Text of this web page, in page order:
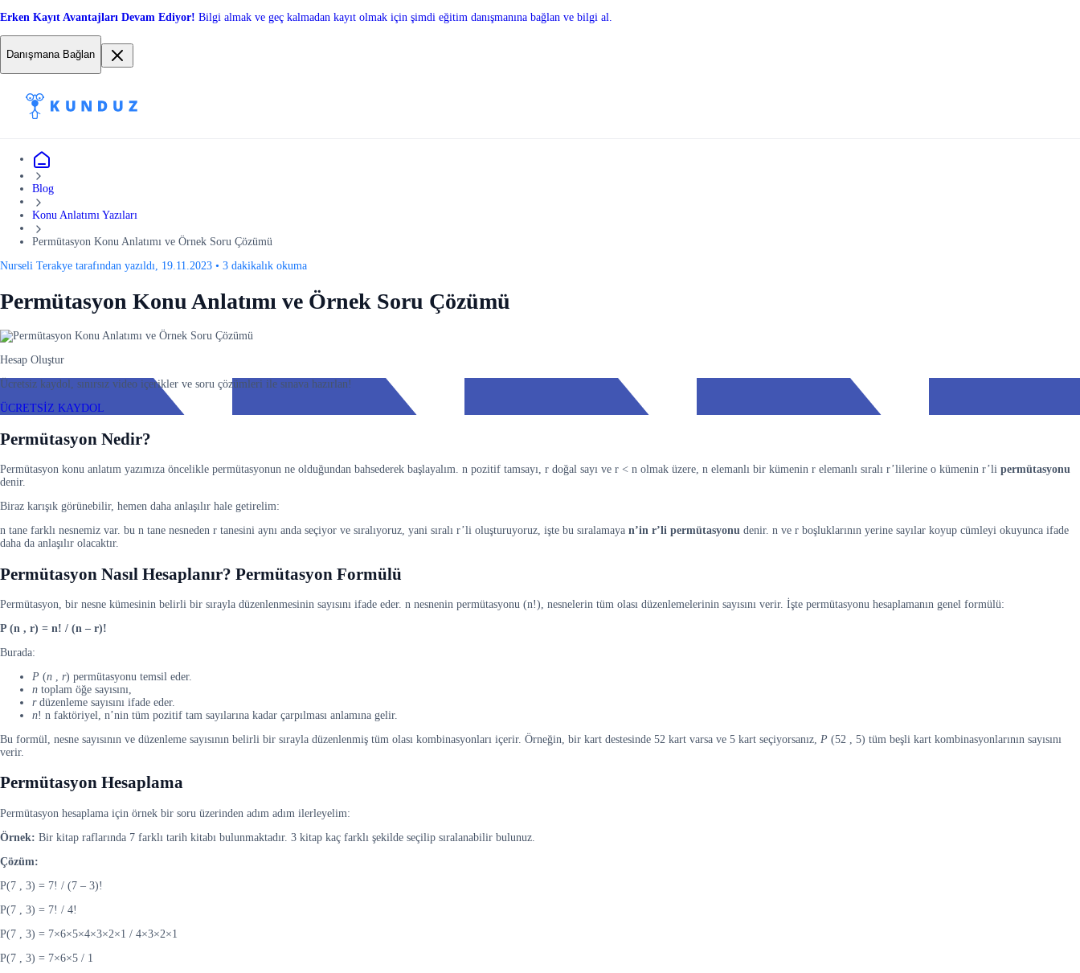
Erken Kayıt Avantajları Devam Ediyor! Bilgi almak ve geç kalmadan kayıt olmak için şimdi eğitim danışmanına bağlan ve bilgi al.
Danışmana Bağlan
Blog
Konu Anlatımı Yazıları
Permütasyon Konu Anlatımı ve Örnek Soru Çözümü
Nurseli Terakye tarafından yazıldı, 19.11.2023 • 3 dakikalık okuma
Permütasyon Konu Anlatımı ve Örnek Soru Çözümü
Hesap Oluştur
Ücretsiz kaydol, sınırsız video içerikler ve soru çözümleri ile sınava hazırlan!
ÜCRETSİZ KAYDOL
Permütasyon Nedir?
Permütasyon konu anlatım yazımıza öncelikle permütasyonun ne olduğundan bahsederek başlayalım. n pozitif tamsayı, r doğal sayı ve r < n olmak üzere, n elemanlı bir kümenin r elemanlı sıralı r’lilerine o kümenin r’li permütasyonu
denir.
Biraz karışık görünebilir, hemen daha anlaşılır hale getirelim:
n tane farklı nesnemiz var. bu n tane nesneden r tanesini aynı anda seçiyor ve sıralıyoruz, yani sıralı r’li oluşturuyoruz, işte bu sıralamaya n’in r’li permütasyonu denir. n ve r boşluklarının yerine sayılar koyup cümleyi okuyunca ifade
daha da anlaşılır olacaktır.
Permütasyon Nasıl Hesaplanır? Permütasyon Formülü
Permütasyon, bir nesne kümesinin belirli bir sırayla düzenlenmesinin sayısını ifade eder. n nesnenin permütasyonu (n!), nesnelerin tüm olası düzenlemelerinin sayısını verir. İşte permütasyonu hesaplamanın genel formülü:
P (n , r) = n! / (n – r)!
Burada:
P (n r) permütasyonu temsil eder.
n toplam öğe sayısını,
rdüzenleme sayısını ifade eder.
n! n faktöriyel, n’nin tüm pozitif tam sayılarına kadar çarpılması anlamına gelir.
Bu formül, nesne sayısının ve düzenleme sayısının belirli bir sırayla düzenlenmiş tüm olası kombinasyonları içerir. Örneğin, bir kart destesinde 52 kart varsa ve 5 kart seçiyorsanız, P (52 , 5) tüm beşli kart kombinasyonlarının sayısını
verir.
Permütasyon Hesaplama
Permütasyon hesaplama için örnek bir soru üzerinden adım adım ilerleyelim:
Örnek: Bir kitap raflarında 7 farklı tarih kitabı bulunmaktadır. 3 kitap kaç farklı şekilde seçilip sıralanabilir bulunuz.
Çözüm:
P(7 , 3) = 7! / (7 – 3)!
P(7 , 3) = 7! / 4!
P(7 , 3) = 7×6×5×4×3×2×1 / 4×3×2×1
P(7 , 3) = 7×6×5 / 1